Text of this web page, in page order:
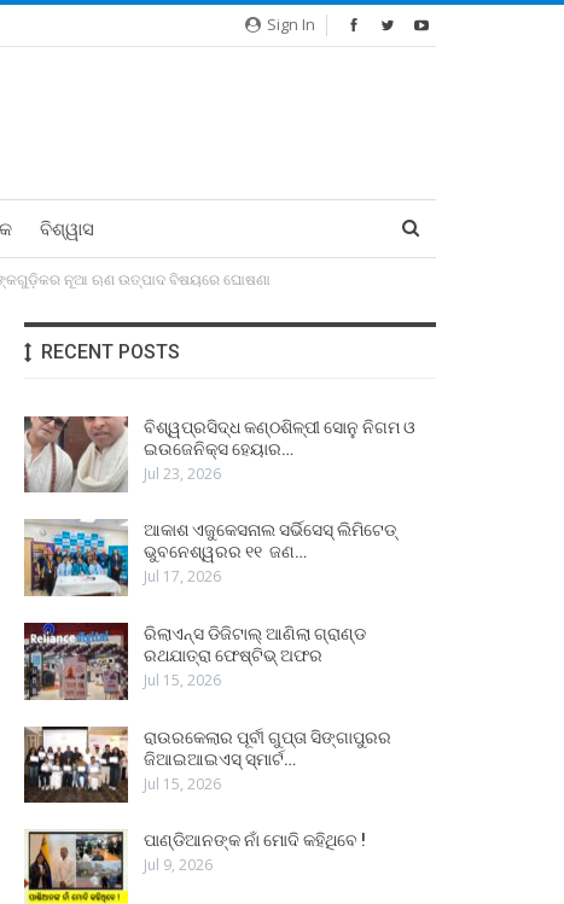
Sign In
ବିଶ୍ୱାସ
ନୂଆ ଋଣ ଉତ୍ପାଦ ବିଷୟରେ ଘୋଷଣା
RECENT POSTS
ବିଶ୍ୱପ୍ରସିଦ୍ଧ କଣ୍ଠଶିଳ୍ପୀ ସୋନୁ ନିଗମ ଓ
ଇଉଜେନିକ୍ସ ହେୟାର…
Jul 23, 2026
ଆକାଶ ଏଜୁକେସନାଲ ସର୍ଭିସେସ୍ ଲିମିଟେଡ୍
ଭୁବନେଶ୍ୱରର ୧୧ ଜଣ…
Jul 17, 2026
ରିଲାଏନ୍ସ ଡିଜିଟାଲ୍ ଆଣିଲା ଗ୍ରାଣ୍ଡ
ରଥଯାତ୍ରା ଫେଷ୍ଟିଭ୍ ଅଫର
Jul 15, 2026
ରାଉରକେଲାର ପୂର୍ବୀ ଗୁପ୍ତା ସିଙ୍ଗାପୁରର
ଜିଆଇଆଇଏସ୍ ସ୍ମାର୍ଟ…
Jul 15, 2026
ପାଣ୍ଡିଆନଙ୍କ ନାଁ ମୋଦି କହିଥିବେ !
Jul 9, 2026